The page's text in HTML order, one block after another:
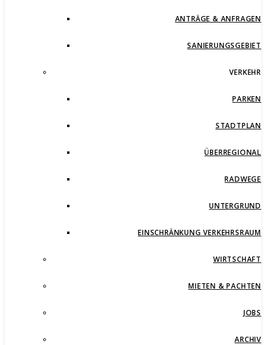
ANTRÄGE & ANFRAGEN
SANIERUNGSGEBIET
VERKEHR
PARKEN
STADTPLAN
ÜBERREGIONAL
RADWEGE
UNTERGRUND
EINSCHRÄNKUNG VERKEHRSRAUM
WIRTSCHAFT
MIETEN & PACHTEN
JOBS
ARCHIV